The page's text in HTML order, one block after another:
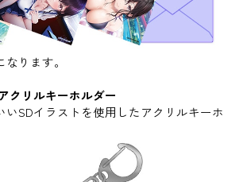
ります。
クリルキーホルダー
いSDイラストを使用したアクリルキーホ